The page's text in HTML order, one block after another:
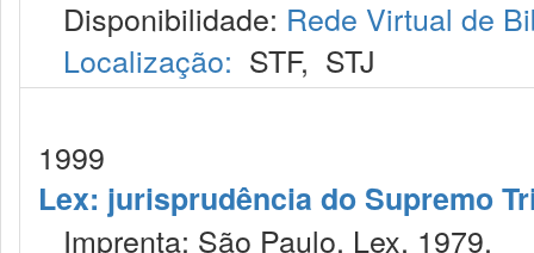
Disponibilidade: Rede Virtual de
Localização: STF, STJ
1999
Lex: jurisprudência do Supremo
Imprenta: São Paulo, Lex, 1979.